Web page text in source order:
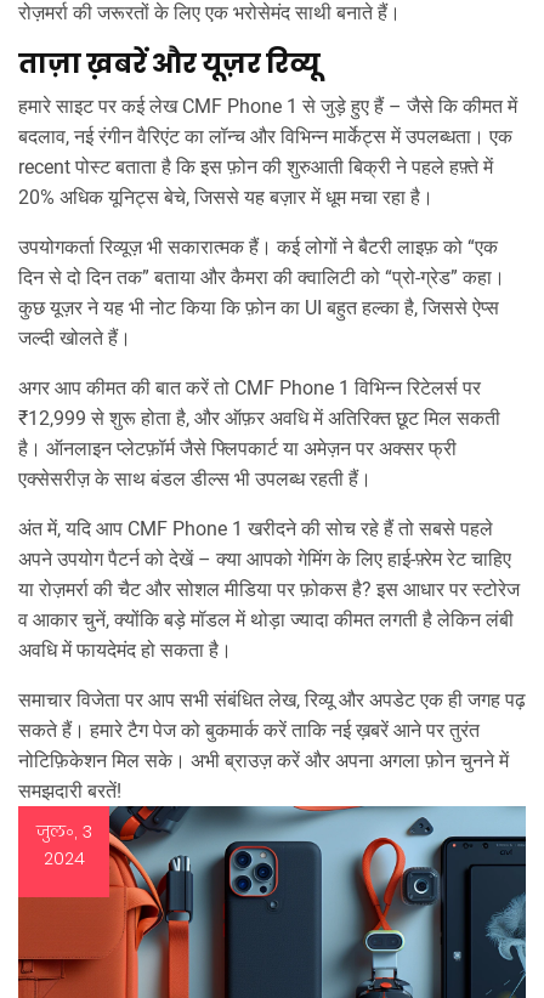
रोज़मर्रा की जरूरतों के लिए एक भरोसेमंद साथी बनाते हैं।
ताज़ा ख़बरें और यूज़र रिव्यू
हमारे साइट पर कई लेख CMF Phone 1 से जुड़े हुए हैं – जैसे कि कीमत में
बदलाव, नई रंगीन वैरिएंट का लॉन्च और विभिन्न मार्केट्स में उपलब्धता। एक
recent पोस्ट बताता है कि इस फ़ोन की शुरुआती बिक्री ने पहले हफ़्ते में
20% अधिक यूनिट्स बेचे, जिससे यह बज़ार में धूम मचा रहा है।
उपयोगकर्ता रिव्यूज़ भी सकारात्मक हैं। कई लोगों ने बैटरी लाइफ़ को “एक
दिन से दो दिन तक” बताया और कैमरा की क्वालिटी को “प्रो‑ग्रेड” कहा।
कुछ यूज़र ने यह भी नोट किया कि फ़ोन का UI बहुत हल्का है, जिससे ऐप्स
जल्दी खोलते हैं।
अगर आप कीमत की बात करें तो CMF Phone 1 विभिन्न रिटेलर्स पर
₹12,999 से शुरू होता है, और ऑफ़र अवधि में अतिरिक्त छूट मिल सकती
है। ऑनलाइन प्लेटफ़ॉर्म जैसे फ्लिपकार्ट या अमेज़न पर अक्सर फ्री
एक्सेसरीज़ के साथ बंडल डील्स भी उपलब्ध रहती हैं।
अंत में, यदि आप CMF Phone 1 खरीदने की सोच रहे हैं तो सबसे पहले
अपने उपयोग पैटर्न को देखें – क्या आपको गेमिंग के लिए हाई‑फ़्रेम रेट चाहिए
या रोज़मर्रा की चैट और सोशल मीडिया पर फ़ोकस है? इस आधार पर स्टोरेज
व आकार चुनें, क्योंकि बड़े मॉडल में थोड़ा ज्यादा कीमत लगती है लेकिन लंबी
अवधि में फायदेमंद हो सकता है।
समाचार विजेता पर आप सभी संबंधित लेख, रिव्यू और अपडेट एक ही जगह पढ़
सकते हैं। हमारे टैग पेज को बुकमार्क करें ताकि नई ख़बरें आने पर तुरंत
नोटिफ़िकेशन मिल सके। अभी ब्राउज़ करें और अपना अगला फ़ोन चुनने में
समझदारी बरतें!
जुल॰, 3
2024